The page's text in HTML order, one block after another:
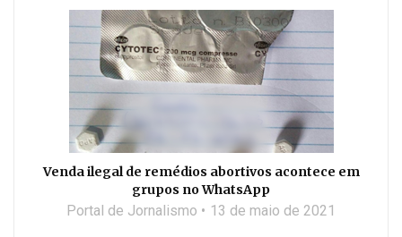
Venda ilegal de remédios abortivos acontece em
grupos no WhatsApp
Portal de Jornalismo 13 de maio de 2021